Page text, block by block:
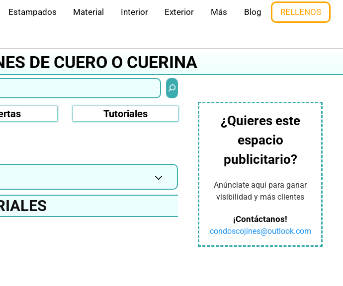
Estampados Material Interior Exterior Más Blog RELLENOS
DE CUERO O CUERINA
Buscar
Tutoriales
¿Quieres este
espacio
publicitario?
Anúnciate aquí para ganar
visibilidad y más clientes
¡Contáctanos!
condoscojines@outlook.com